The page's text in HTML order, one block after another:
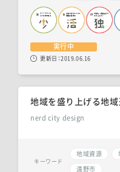
実行中
更新日：2019.06.16
地域を盛り上げる地域
nerd city design
キーワード
地域資源
遠野市